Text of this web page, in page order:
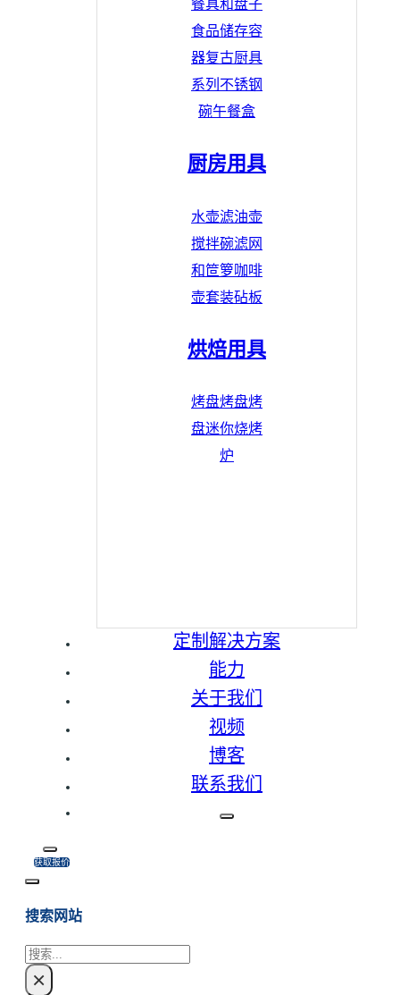
餐具和盘子
食品储存容
器复古厨具
系列 不锈钢
碗午餐盒
厨房用具
水壶滤油壶
搅拌碗滤网
和笸箩咖啡
壶套装砧板
烘焙用具
烤盘烤盘烤
盘迷你烧烤
炉
定制解决方案
能力
关于我们
视频
博客
联系我们
获取报价
搜索网站
搜
索×